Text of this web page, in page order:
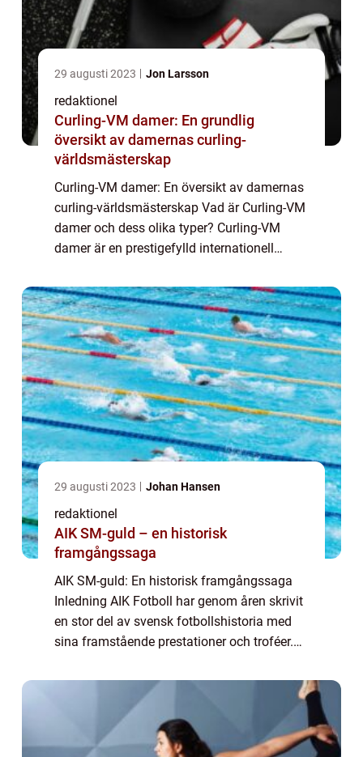
29 augusti 2023 Jon Larsson
redaktionel
Curling-VM damer: En grundlig
översikt av damernas curling-
världsmästerskap
Curling-VM damer: En översikt av damernas
curling-världsmästerskap Vad är Curling-VM
damer och dess olika typer? Curling-VM
damer är en prestigefylld internationell
de bästa kvinnliga curlingspelarna från
olik...
29 augusti 2023 Johan Hansen
redaktionel
AIK SM-guld – en historisk
framgångssaga
AIK SM-guld: En historisk framgångssaga
Inledning AIK Fotboll har genom åren skrivit
en stor del av svensk fotbollshistoria med
sina framstående prestationer och troféer.
SM-guldet, som AIK har vunnit vid fl...